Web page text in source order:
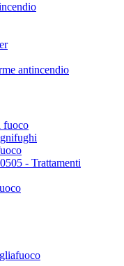
antincendio
fuoco
- Trattamenti